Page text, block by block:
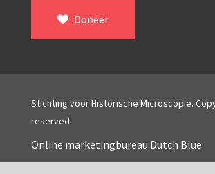
Meopta, ‘veld’microscoop
Zeiss, type Ergaval (ca.
Doneer
Stichting voor Historische Microscopie.
reserved.
Online marketingbureau Dutch Blue